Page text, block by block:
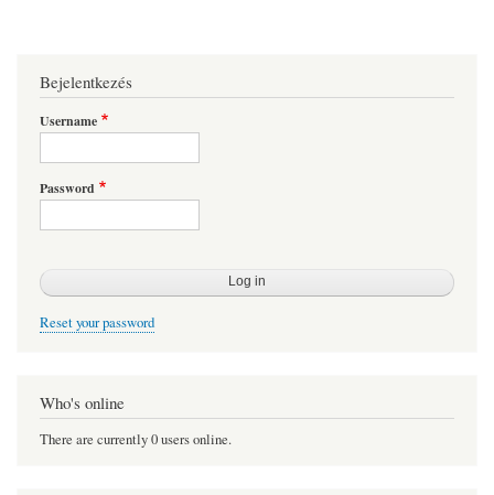
Bejelentkezés
Username
Password
Reset your password
Who's online
There are currently 0 users online.